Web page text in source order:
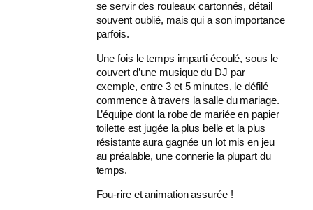
se servir des rouleaux cartonnés, détail
souvent oublié, mais qui a son importance
parfois.
Une fois le temps imparti écoulé, sous le
couvert d’une musique du DJ par
exemple, entre 3 et 5 minutes, le défilé
commence à travers la salle du mariage.
L’équipe dont la robe de mariée en papier
toilette est jugée la plus belle et la plus
résistante aura gagnée un lot mis en jeu
au préalable, une connerie la plupart du
temps.
Fou-rire et animation assurée !